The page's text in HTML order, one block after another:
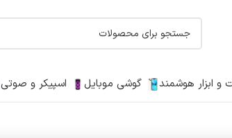
ابزار هوشمند گوشی موبایل اسپیکر و صوتی